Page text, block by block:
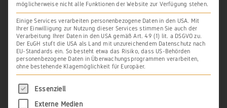
Lokalisierung
Bei der Beurteilung der Topografie um
Winden verbleiben nur der im Norden
des Ortes anschließende Südhang des
Lohbergs (Flur 12)
südexponierten Flächen der Flur 11
möglicherweise nicht alle Funktionen der Website zur Verfügung stehen.
Einige Services verarbeiten personenbezogene Daten in den USA. Mit
Ihrer Einwilligung zur Nutzung dieser Services stimmen Sie auch der
Verarbeitung Ihrer Daten in den USA gemäß Art. 49 (1) lit. a DSGVO zu.
Der EuGH stuft die USA als Land mit unzureichendem Datenschutz nach
EU-Standards ein. So besteht etwa das Risiko, dass US-Behörden
personenbezogene Daten in Überwachungsprogrammen verarbeiten,
ohne bestehende Klagemöglichkeit für Europäer.
Es folgt eine Liste der Service-Gruppen, für
Essenziell
Externe Medien